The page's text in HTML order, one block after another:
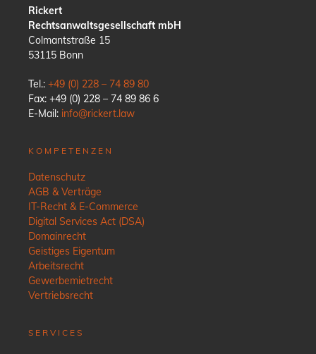
Rickert
Rechtsanwaltsgesellschaft mbH
Colmantstraße 15
53115 Bonn
Tel.: +49 (0) 228 – 74 89 80
Fax: +49 (0) 228 – 74 89 86 6
E-Mail: info@rickert.law
KOMPETENZEN
Datenschutz
AGB & Verträge
IT-Recht & E-Commerce
Digital Services Act (DSA)
Domainrecht
Geistiges Eigentum
Arbeitsrecht
Gewerbemietrecht
Vertriebsrecht
SERVICES